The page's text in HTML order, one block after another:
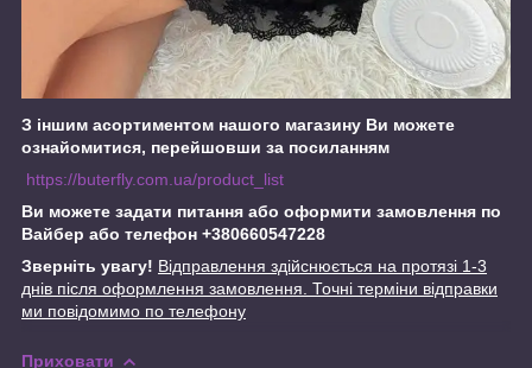
З іншим асортиментом нашого магазину Ви можете
ознайомитися, перейшовши за посиланням
https://buterfly.com.ua/product_list
Ви можете задати питання або оформити замовлення по
Вайбер або телефон +380660547228
Зверніть увагу! Відправлення здійснюється на протязі 1-3
днів після оформлення замовлення. Точні терміни відправки
ми повідомимо по телефону
Приховати